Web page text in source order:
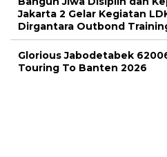
Jakarta 2 Gelar Kegiatan
Dirgantara Outbond
Glorious Jabodetabek
Touring To Banten 2026